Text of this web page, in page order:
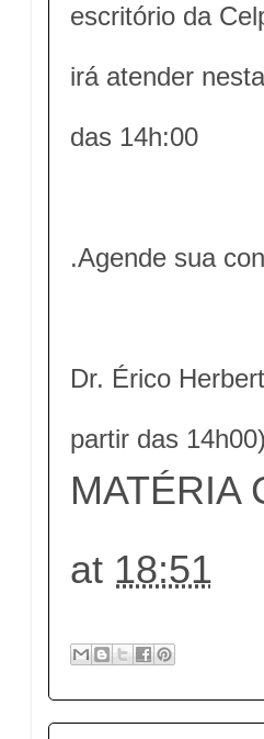
escritório da
irá atender
das 14h:00
.Agende sua
Dr. Érico
partir das
MATÉRIA
at 18:51